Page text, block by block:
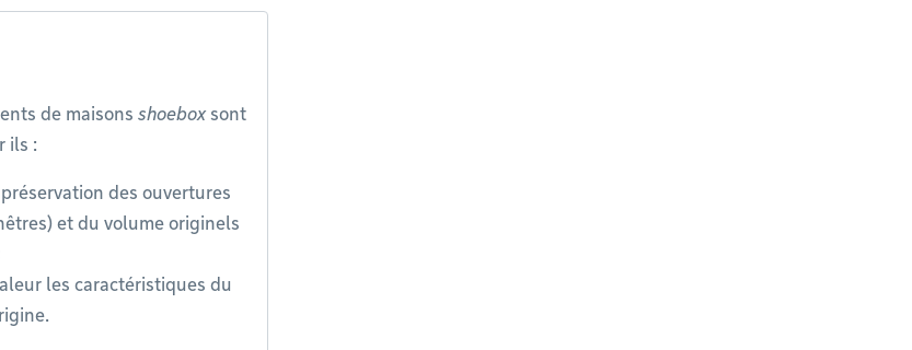
de maisons shoeboxsont
ils :
des ouvertures
et du volume originels
les caractéristiques du